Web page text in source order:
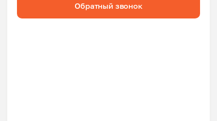
Обратный звонок